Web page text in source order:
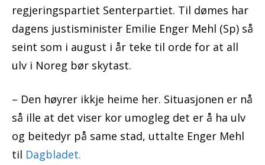
regjeringspartiet Senterpartiet. Til dømes har
dagens justisminister Emilie Enger Mehl (Sp) så
seint som i august i år teke til orde for at all
ulv i Noreg bør skytast.
– Den høyrer ikkje heime her. Situasjonen er nå
så ille at det viser kor umogleg det er å ha ulv
og beitedyr på same stad, uttalte Enger Mehl
til Dagbladet.